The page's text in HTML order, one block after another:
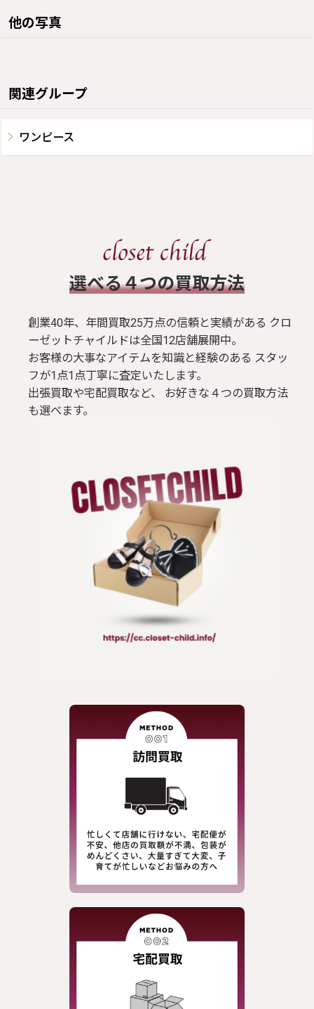
他の写真
関連グループ
ワンピース
​選べる４つの買取方法
創業40年、年間買取25万点の信頼と実績がある クロ
ーゼットチャイルドは全国12店舗展開中。
お客様の大事なアイテムを知識と経験のある スタッ
フが1点1点丁寧に査定いたします。
出張買取や宅配買取など、 お好きな４つの買取方法
も選べます。